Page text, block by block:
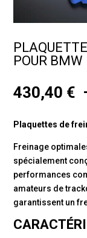
POUR
430,40 €
Plaquettes de
Freinage
spécialement
performances
amateurs de
garantissent un